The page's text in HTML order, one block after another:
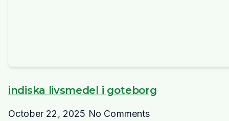
indiska livsmedel i goteborg
October 22, 2025 No Comments